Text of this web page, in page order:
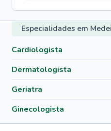
Especialidades em
Cardiologista
Dermatologista
Geriatra
Ginecologista